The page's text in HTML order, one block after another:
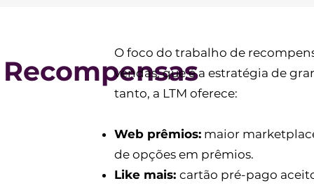
Recompensas
O foco do trabalho de
vendas, que é a estratégia de
tanto, a LTM oferece:
Web prêmios: maior
de opções em prêmios.
Like mais: cartão pré-pago